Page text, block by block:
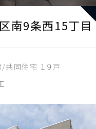
区
田区
区
南9条西15丁目
同住宅 １９戸